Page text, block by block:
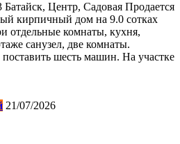
Центр, Садовая Продается
кирпичный дом на 9.0 сотках
отдельные комнаты, кухня,
санузел, две комнаты.
шесть машин. На участке
21/07/2026